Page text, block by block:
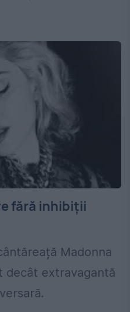
fără inhibiții
Madonna
decât extravagantă